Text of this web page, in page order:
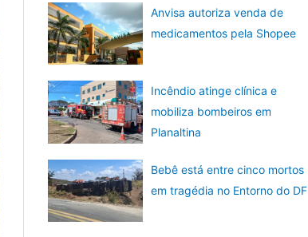
Anvisa autoriza venda de
medicamentos pela Shopee
Incêndio atinge clínica e
mobiliza bombeiros em
Planaltina
Bebê está entre cinco mortos
em tragédia no Entorno do DF